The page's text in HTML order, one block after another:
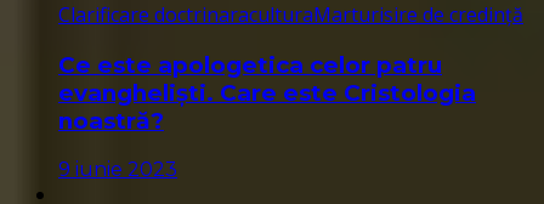
Clarificare doctrinaraculturaMarturisire de credință
Ce este apologetica celor patru
evangheliști. Care este Cristologia
noastră?
9 iunie 2023